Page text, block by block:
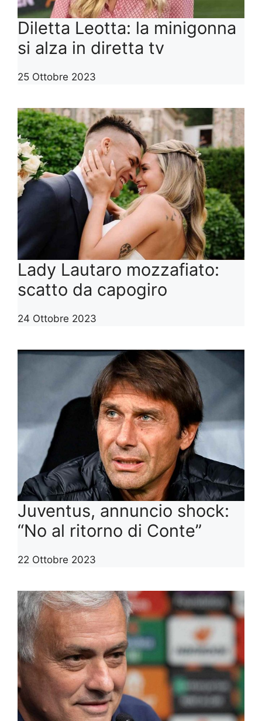
Diletta Leotta: la minigonna
si alza in diretta tv
25 Ottobre 2023
Lady Lautaro mozzafiato:
scatto da capogiro
24 Ottobre 2023
Juventus, annuncio shock:
“No al ritorno di Conte”
22 Ottobre 2023